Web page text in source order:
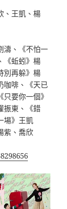
、王凱、楊
濤、《不怕一
《蚯蚓》楊
別再躲》楊
咖啡、《天已
要你一個》
振東、《錯
場》王凱
紫、喬欣